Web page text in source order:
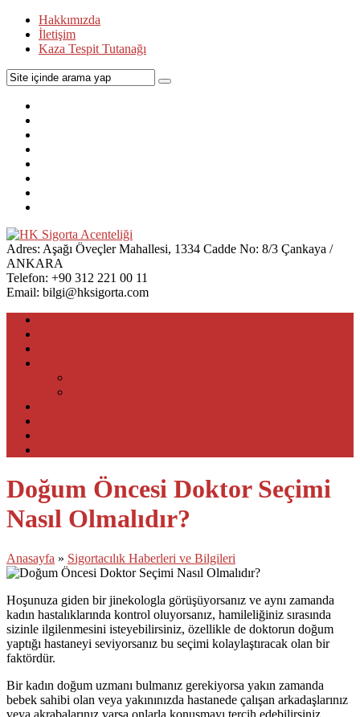
Hakkımızda
İletişim
Kaza Tespit Tutanağı
Adres: Aşağı Öveçler Mahallesi, 1334 Cadde No: 8/3 Çankaya /
ANKARA
Telefon: +90 312 221 00 11
Email: bilgi@hksigorta.com
Doğum Öncesi Doktor Seçimi
Nasıl Olmalıdır?
Anasayfa » Sigortacılık Haberleri ve Bilgileri
Hoşunuza giden bir jinekologla görüşüyorsanız ve aynı zamanda
kadın hastalıklarında kontrol oluyorsanız, hamileliğiniz sırasında
sizinle ilgilenmesini isteyebilirsiniz, özellikle de doktorun doğum
yaptığı hastaneyi seviyorsanız bu seçimi kolaylaştıracak olan bir
faktördür.
Bir kadın doğum uzmanı bulmanız gerekiyorsa yakın zamanda
bebek sahibi olan veya yakınınızda hastanede çalışan arkadaşlarınız
veya akrabalarınız varsa onlarla konuşmayı tercih edebilirsiniz.